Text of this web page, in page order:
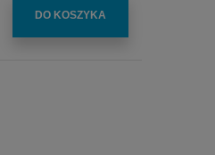
DO KOSZYKA